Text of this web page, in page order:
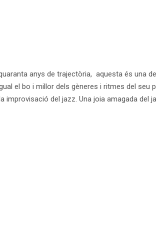
anys de trajectòria, aquesta és una
el bo i millor dels gèneres i ritmes del seu
del jazz. Una joia amagada del